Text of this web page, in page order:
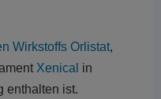
Wirkstoffs Orlistat,
Xenical in
enthalten ist.